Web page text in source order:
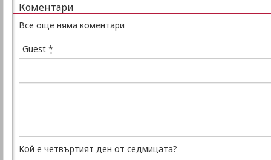
Коментари
Все още няма коментари
Guest *
Кой е четвъртият ден от седмицата?